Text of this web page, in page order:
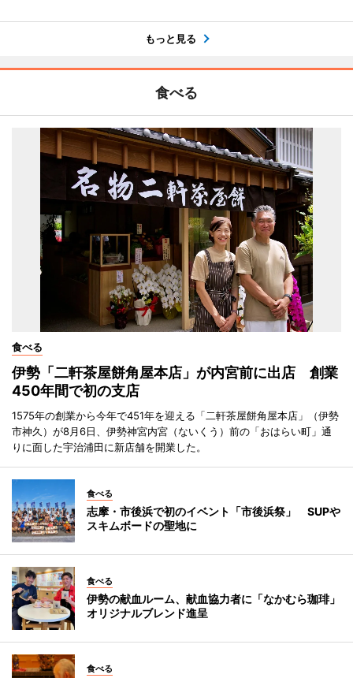
もっと見る
食べる
食べる
伊勢「二軒茶屋餅角屋本店」が内宮前に出店 創業
450年間で初の支店
1575年の創業から今年で451年を迎える「二軒茶屋餅角屋本店」（伊勢
市神久）が8月6日、伊勢神宮内宮（ないくう）前の「おはらい町」通
りに面した宇治浦田に新店舗を開業した。
食べる
志摩・市後浜で初のイベント「市後浜祭」 SUPや
スキムボードの聖地に
食べる
伊勢の献血ルーム、献血協力者に「なかむら珈琲」
オリジナルブレンド進呈
食べる